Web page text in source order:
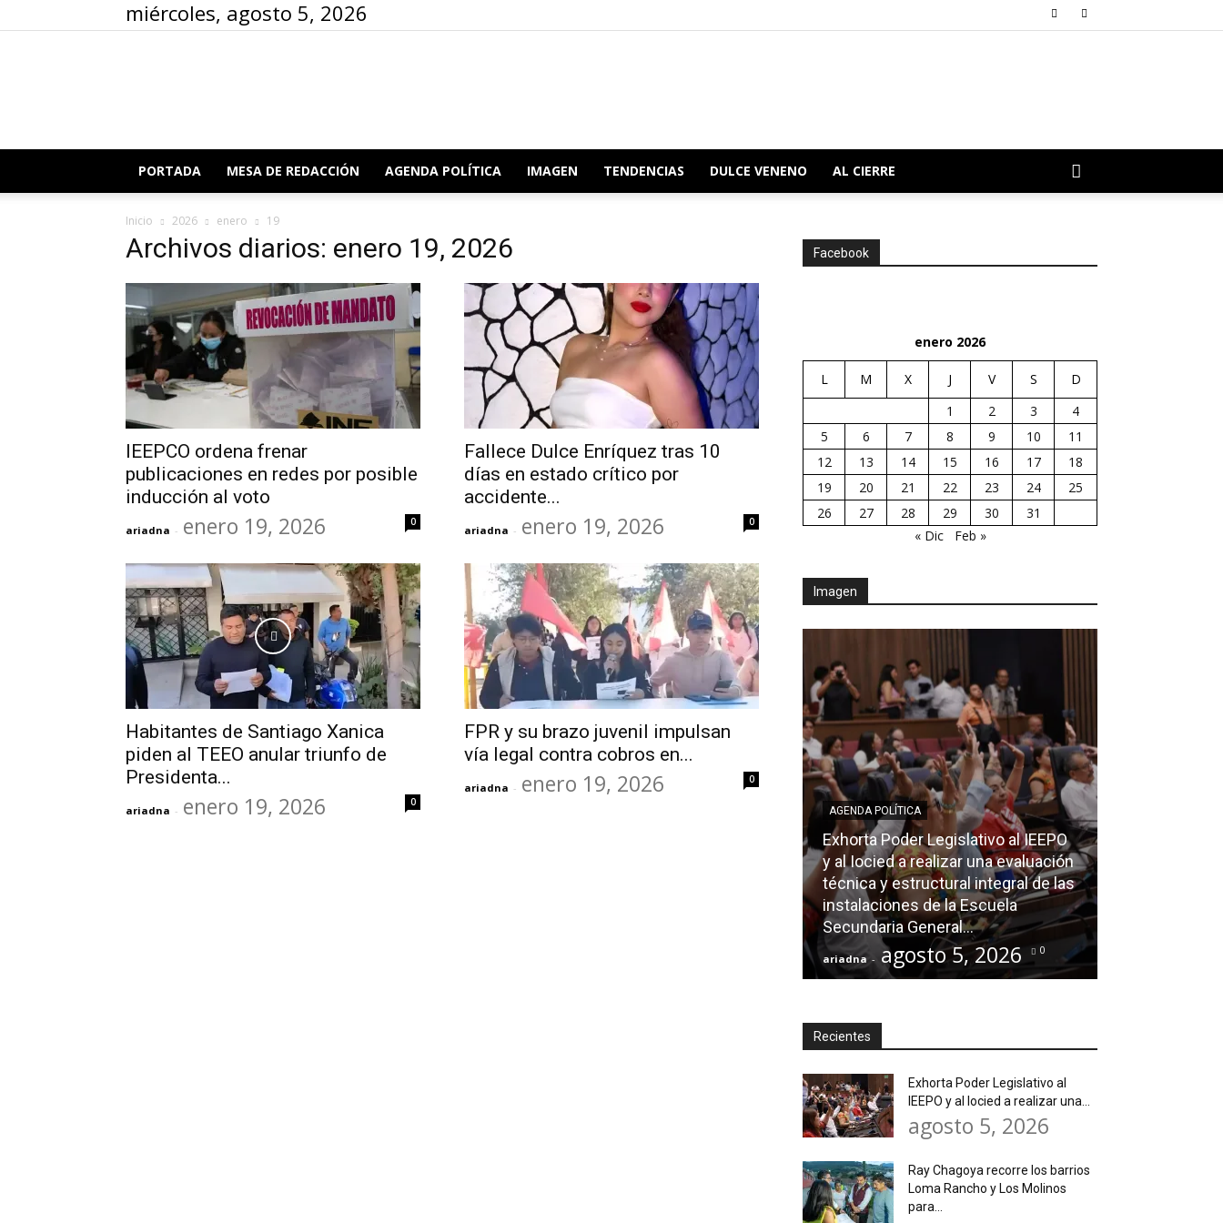
miércoles, agosto 5, 2026
Redacción
PORTADA MESA DE REDACCIÓN AGENDA POLÍTICA IMAGEN TENDENCIAS DULCE VENENO AL CIERRE
Inicio 2026 enero 19
Archivos diarios: enero 19, 2026
IEEPCO ordena frenar
publicaciones en redes por posible
inducción al voto
ariadna - enero 19, 2026 0
Fallece Dulce Enríquez tras 10
días en estado crítico por
accidente...
ariadna - enero 19, 2026 0
Habitantes de Santiago Xanica
piden al TEEO anular triunfo de
Presidenta...
ariadna - enero 19, 2026 0
FPR y su brazo juvenil impulsan
vía legal contra cobros en...
ariadna - enero 19, 2026 0
Facebook
enero 2026
L M X J V S
D
1
2 3
4
5
6 7 8 9 10
11
12
13 14 15 16 17
18
19
20 21 22 23 24
25
26
27 28 29 30
31
« Dic
Feb »
Imagen
AGENDA POLÍTICA
Exhorta Poder Legislativo al IEEPO
y al Iocied a realizar una evaluación
técnica y estructural integral de las
instalaciones de la Escuela
Secundaria General...
ariadna - agosto 5, 2026 0
Recientes
Exhorta Poder Legislativo al
IEEPO y al Iocied a realizar una...
agosto 5, 2026
Ray Chagoya recorre los barrios
Loma Rancho y Los Molinos
para...